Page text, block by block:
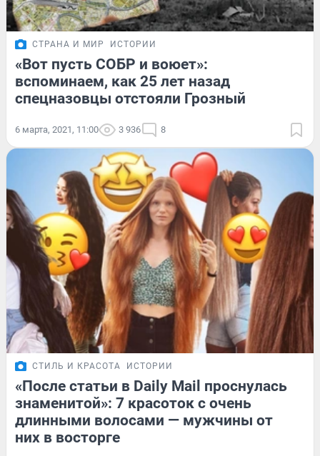
СТРАНА И МИР ИСТОРИИ
«Вот пусть СОБР и воюет»:
вспоминаем, как 25 лет назад
спецназовцы отстояли Грозный
6 марта, 2021, 11:00 3 936 8
СТИЛЬ И КРАСОТА ИСТОРИИ
«После статьи в Daily Mail проснулась
знаменитой»: 7 красоток с очень
длинными волосами — мужчины от
них в восторге